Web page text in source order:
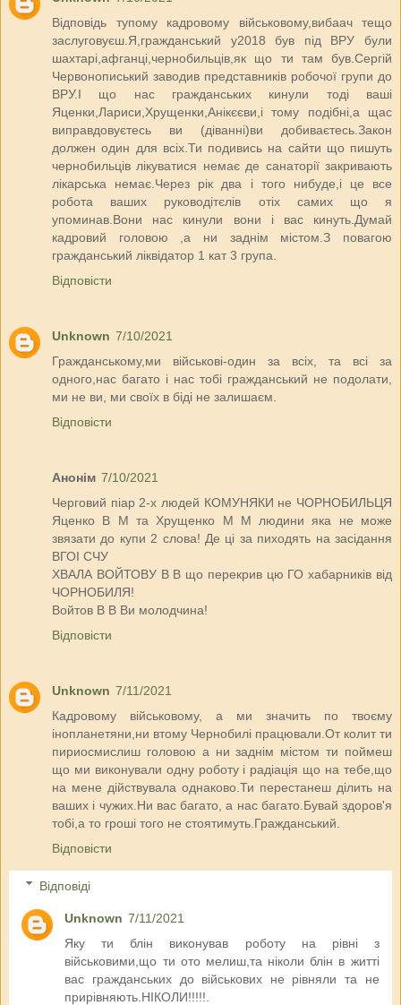
Відповідь тупому кадровому військовому,вибаач тещо
заслуговуєш.Я,гражданський у2018 був під ВРУ були
шахтарі,афганці,чернобильців,як що ти там був.Сергій
Червонописький заводив представників робочої групи до
ВРУ.І що нас гражданських кинули тоді ваші
Яценки,Лариси,Хрущенки,Анікєєви,і тому подібні,а щас
виправдовуєтесь ви (діванні)ви добиваєтесь.Закон
должен один для всіх.Ти подивись на сайти що пишуть
чернобильців лікуватися немає де санаторії закривають
лікарська немає.Через рік два і того нибуде,і це все
робота ваших руководітєлів отіх самих що я
упоминав.Вони нас кинули вони і вас кинуть.Думай
кадровий головою ,а ни заднім містом.З повагою
гражданський ліквідатор 1 кат 3 група.
Відповісти
Unknown 7/10/2021
Гражданському,ми військові-один за всіх, та всі за
одного,нас багато і нас тобі гражданський не подолати,
ми не ви, ми своїх в біді не залишаєм.
Відповісти
Анонім 7/10/2021
Черговий піар 2-х людей КОМУНЯКИ не ЧОРНОБИЛЬЦЯ
Яценко В М та Хрущенко М М людини яка не може
звязати до купи 2 слова! Де ці за пиходять на засідання
ВГОІ СЧУ
ХВАЛА ВОЙТОВУ В В що перекрив цю ГО хабарників від
ЧОРНОБИЛЯ!
Войтов В В Ви молодчина!
Відповісти
Unknown 7/11/2021
Кадровому військовому, а ми значить по твоєму
інопланетяни,ни втому Чернобилі працювали.От колит ти
пириосмислиш головою а ни заднім містом ти поймеш
що ми виконували одну роботу і радіація що на тебе,що
на мене дійствувала однаково.Ти перестанеш ділить на
ваших і чужих.Ни вас багато, а нас багато.Бувай здоров'я
тобі,а то гроші того не стоятимуть.Гражданський.
Відповісти
Відповіді
Unknown 7/11/2021
Яку ти блін виконував роботу на рівні з
військовими,що ти ото мелиш,та ніколи блін в житті
вас гражданських до військових не рівняли та не
прирівняють.НІКОЛИ!!!!!.